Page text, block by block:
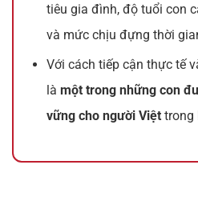
tiêu gia đình, độ tuổi con
và mức chịu đựng thời
Với cách tiếp cận thực tế
làmột trong những con
vững cho người Việt trong